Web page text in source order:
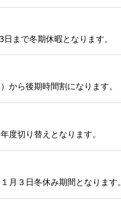
まで冬期休暇となります。
から後期時間割になります。
度切り替えとなります。
月３日冬休み期間となります。